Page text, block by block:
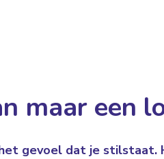
maar een
gevoel dat je stilstaat.